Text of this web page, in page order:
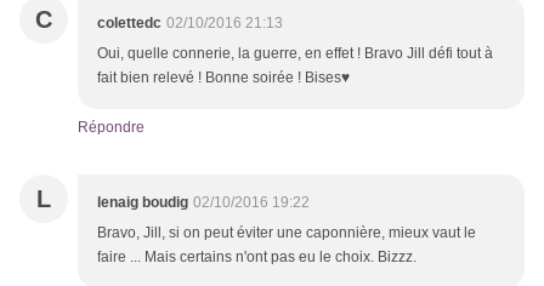
C colettedc 02/10/2016 21:13
Oui, quelle connerie, la guerre, en effet ! Bravo Jill défi tout à
fait bien relevé ! Bonne soirée ! Bises♥
Répondre
L lenaig boudig 02/10/2016 19:22
Bravo, Jill, si on peut éviter une caponnière, mieux vaut le
faire ... Mais certains n'ont pas eu le choix. Bizzz.